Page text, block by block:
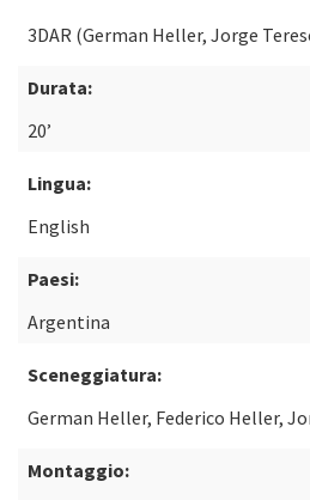
3DAR (German Heller, Jorge
Durata:
20’
Lingua:
English
Paesi:
Argentina
Sceneggiatura:
German Heller, Federico Heller,
Montaggio: